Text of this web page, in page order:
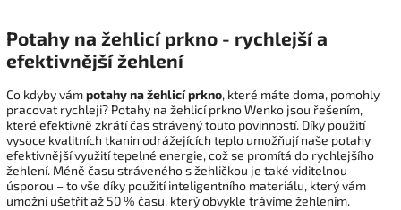
Potahy na žehlicí prkno - rychlejší a
efektivnější žehlení
Co kdyby vámpotahy na žehlicí prkno, které máte doma, pomohly
pracovat rychleji? Potahy na žehlicí prkno Wenko jsou řešením,
které efektivně zkrátí čas strávený touto povinností. Díky použití
vysoce kvalitních tkanin odrážejících teplo umožňují naše potahy
efektivnější využití tepelné energie, což se promítá do rychlejšího
žehlení. Méně času stráveného s žehličkou je také viditelnou
úsporou – to vše díky použití inteligentního materiálu, který vám
umožní ušetřit až 50 % času, který obvykle trávíme žehlením.